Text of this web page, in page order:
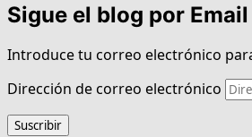
Sigue el blog por Email
Introduce tu correo electrónico
Dirección de correo electrónico
Suscribir